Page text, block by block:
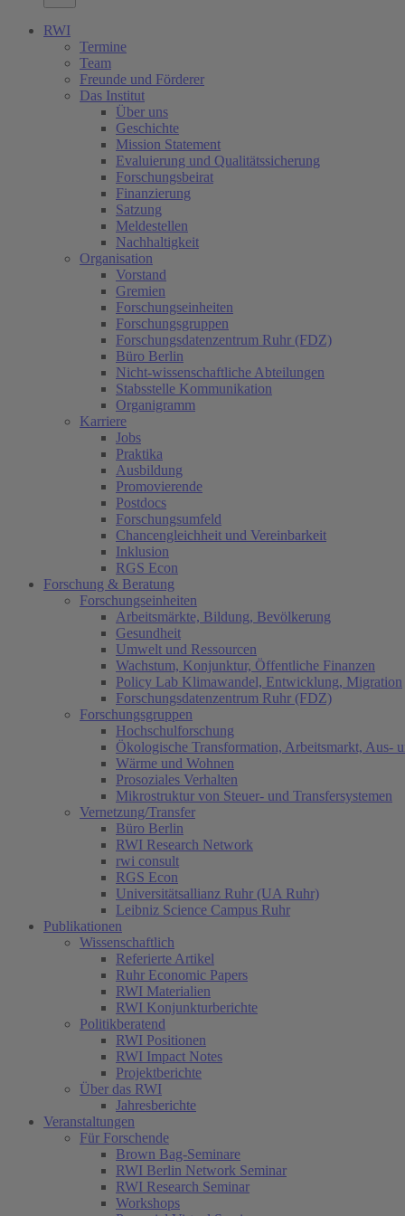
RWI
Termine
Team
Freunde und Förderer
Das Institut
Über uns
Geschichte
Mission Statement
Evaluierung und Qualitätssicherung
Forschungsbeirat
Finanzierung
Satzung
Meldestellen
Nachhaltigkeit
Organisation
Vorstand
Gremien
Forschungseinheiten
Forschungsgruppen
Forschungsdatenzentrum Ruhr (FDZ)
Büro Berlin
Nicht-wissenschaftliche Abteilungen
Stabsstelle Kommunikation
Organigramm
Karriere
Jobs
Praktika
Ausbildung
Promovierende
Postdocs
Forschungsumfeld
Chancengleichheit und Vereinbarkeit
Inklusion
RGS Econ
Forschung & Beratung
Forschungseinheiten
Arbeitsmärkte, Bildung, Bevölkerung
Gesundheit
Umwelt und Ressourcen
Wachstum, Konjunktur, Öffentliche Finanzen
Policy Lab Klimawandel, Entwicklung, Migration
Forschungsdatenzentrum Ruhr (FDZ)
Forschungsgruppen
Hochschulforschung
Ökologische Transformation, Arbeitsmarkt, Aus-
Wärme und Wohnen
Prosoziales Verhalten
Mikrostruktur von Steuer- und Transfersystemen
Vernetzung/Transfer
Büro Berlin
RWI Research Network
rwi consult
RGS Econ
Universitätsallianz Ruhr (UA Ruhr)
Leibniz Science Campus Ruhr
Publikationen
Wissenschaftlich
Referierte Artikel
Ruhr Economic Papers
RWI Materialien
RWI Konjunkturberichte
Politikberatend
RWI Positionen
RWI Impact Notes
Projektberichte
Über das RWI
Jahresberichte
Veranstaltungen
Für Forschende
Brown Bag-Seminare
RWI Berlin Network Seminar
RWI Research Seminar
Workshops